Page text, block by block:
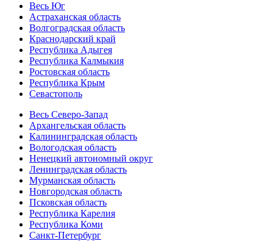
Весь Юг
Астраханская область
Волгоградская область
Краснодарский край
Республика Адыгея
Республика Калмыкия
Ростовская область
Республика Крым
Севастополь
Весь Северо-Запад
Архангельская область
Калининградская область
Вологодская область
Ненецкий автономный округ
Ленинградская область
Мурманская область
Новгородская область
Псковская область
Республика Карелия
Республика Коми
Санкт-Петербург